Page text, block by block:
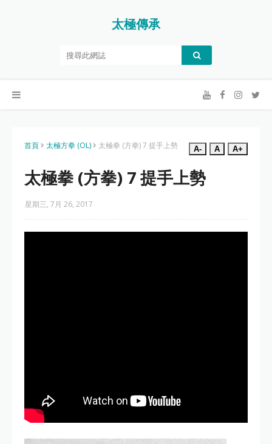
太極傳承
首頁 太極方拳 (OL) 太極拳 (方拳) 7 提手上勢 A- A A+
太極拳 (方拳) 7 提手上勢
星期三, 7月 26, 2017